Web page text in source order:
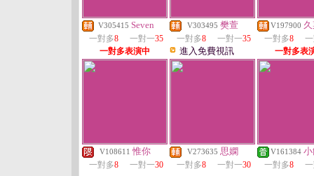
V305415 Seven
一對多8 一對一35
一對多表演中
V303495 樊萱
一對多8 一對一35
進入免費視訊
V197900
一對多8
一對多表
V108611 惟你
一對多8 一對一30
V273635 思嫻
一對多8 一對一30
V161384
一對多8